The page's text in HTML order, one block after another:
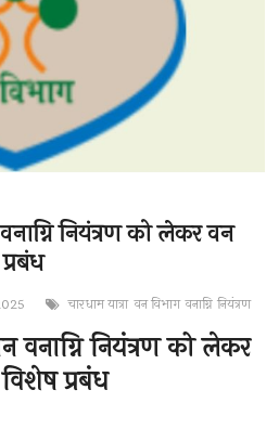
नियंत्रण को लेकर वन
चारधाम यात्रा वन विभाग वनाग्नि नियंत्रण
वनाग्नि नियंत्रण को लेकर
प्रबंध